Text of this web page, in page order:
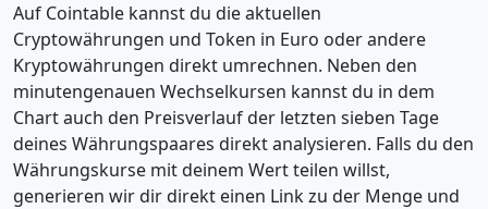
Auf Cointable kannst du die aktuellen
Cryptowährungen und Token in Euro oder andere
Kryptowährungen direkt umrechnen. Neben den
minutengenauen Wechselkursen kannst du in dem
Chart auch den Preisverlauf der letzten sieben Tage
deines Währungspaares direkt analysieren. Falls du den
Währungskurse mit deinem Wert teilen willst,
generieren wir dir direkt einen Link zu der Menge und